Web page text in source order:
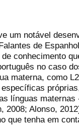
um notável
de
conhecimento
no caso
materna, como
línguas
2008; Alonso,
que tenha em